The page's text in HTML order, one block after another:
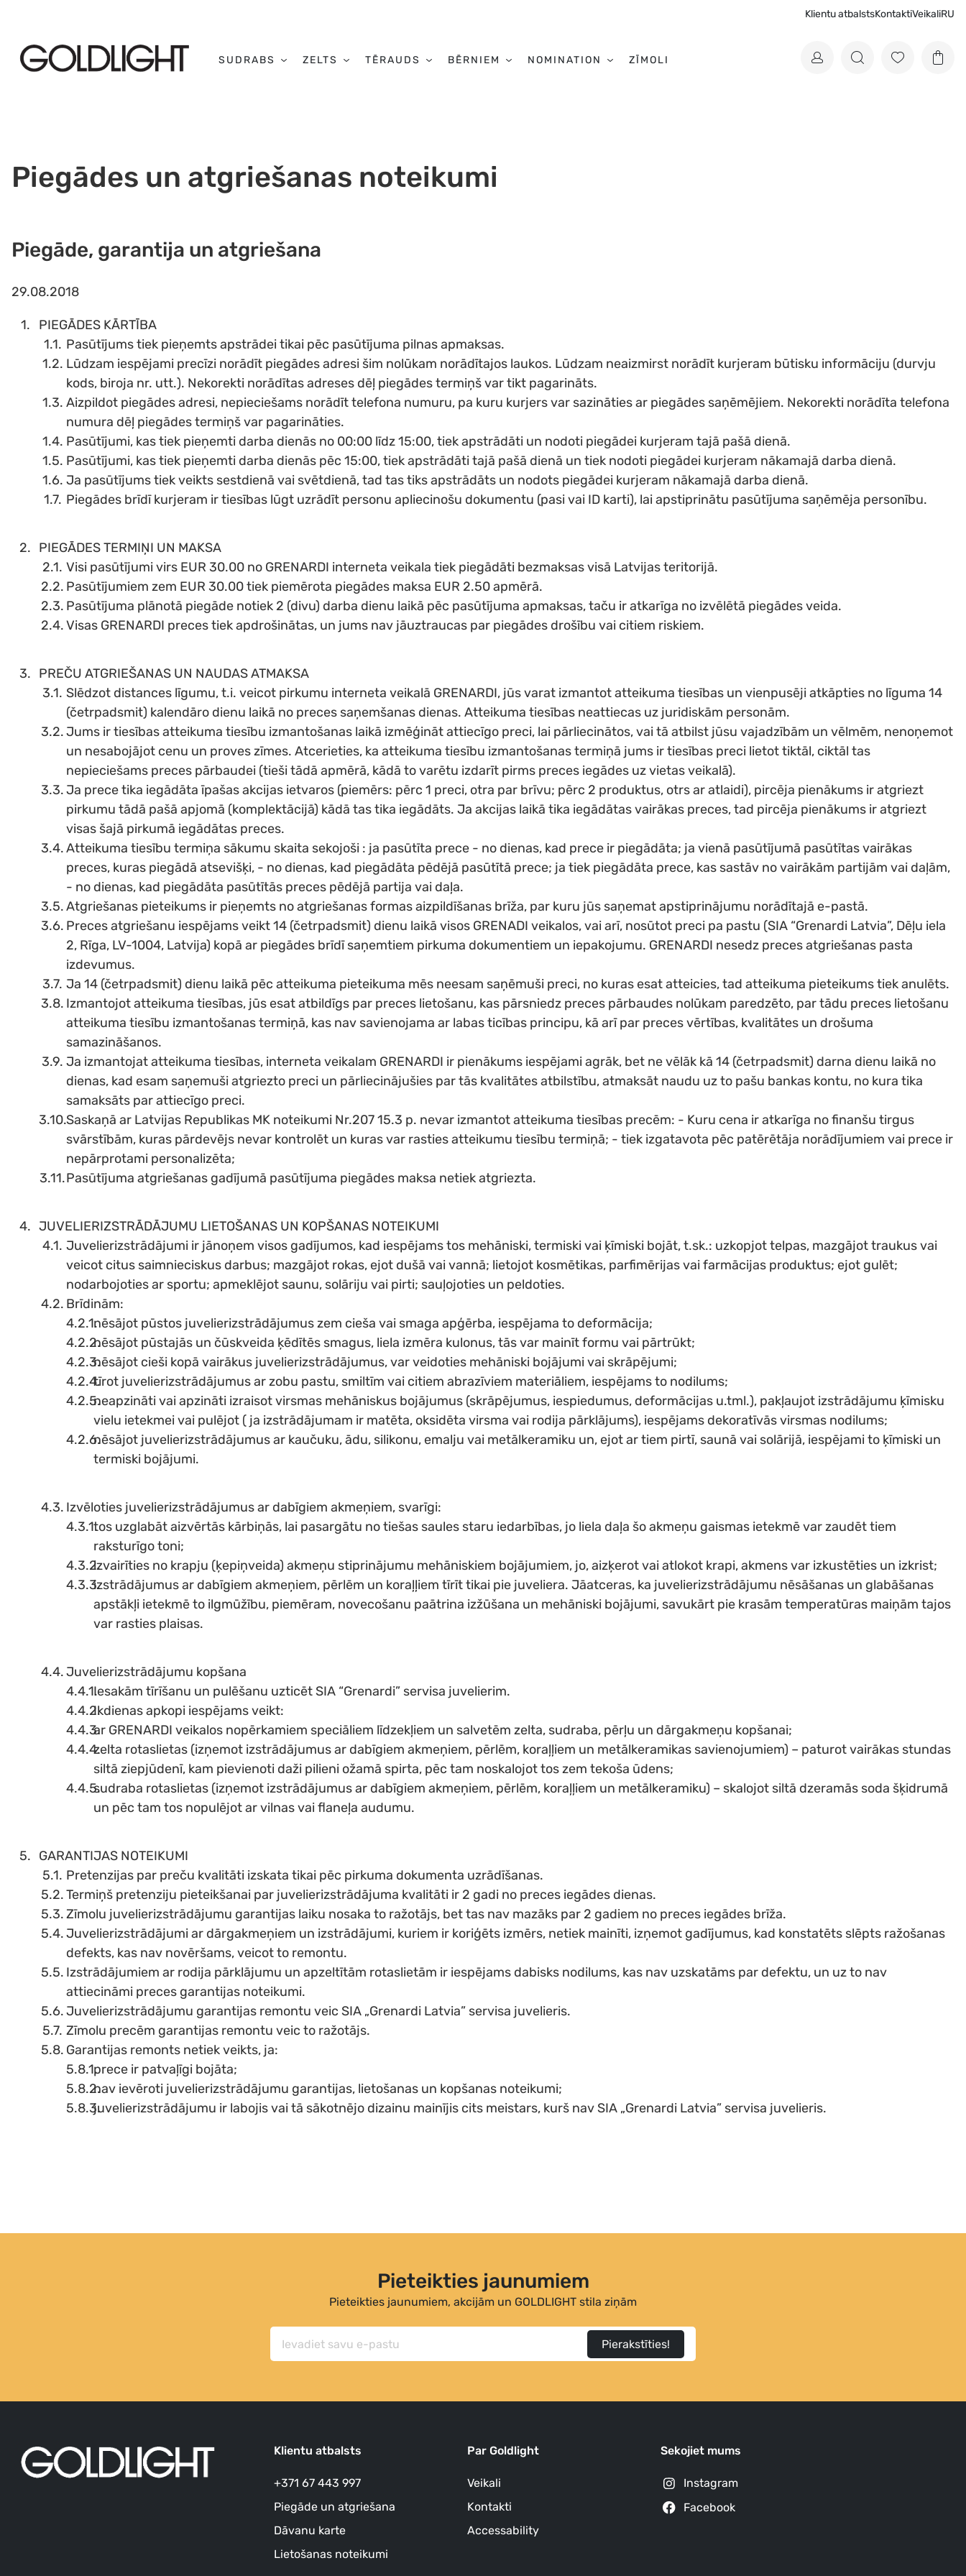
Klientu atbalstsKontaktiVeikaliRU
SUDRABS ZELTS TĒRAUDS BĒRNIEM NOMINATION ZĪMOLI
Piegādes un atgriešanas noteikumi
Piegāde, garantija un atgriešana
29.08.2018
PIEGĀDES KĀRTĪBA
Pasūtījums tiek pieņemts apstrādei tikai pēc pasūtījuma pilnas apmaksas.
Lūdzam iespējami precīzi norādīt piegādes adresi šim nolūkam norādītajos laukos. Lūdzam neaizmirst norādīt kurjeram būtisku informāciju (durvju
kods, biroja nr. utt.). Nekorekti norādītas adreses dēļ piegādes termiņš var tikt pagarināts.
Aizpildot piegādes adresi, nepieciešams norādīt telefona numuru, pa kuru kurjers var sazināties ar piegādes saņēmējiem. Nekorekti norādīta telefona
numura dēļ piegādes termiņš var pagarināties.
Pasūtījumi, kas tiek pieņemti darba dienās no 00:00 līdz 15:00, tiek apstrādāti un nodoti piegādei kurjeram tajā pašā dienā.
Pasūtījumi, kas tiek pieņemti darba dienās pēc 15:00, tiek apstrādāti tajā pašā dienā un tiek nodoti piegādei kurjeram nākamajā darba dienā.
Ja pasūtījums tiek veikts sestdienā vai svētdienā, tad tas tiks apstrādāts un nodots piegādei kurjeram nākamajā darba dienā.
Piegādes brīdī kurjeram ir tiesības lūgt uzrādīt personu apliecinošu dokumentu (pasi vai ID karti), lai apstiprinātu pasūtījuma saņēmēja personību.
PIEGĀDES TERMIŅI UN MAKSA
Visi pasūtījumi virs EUR 30.00 no GRENARDI interneta veikala tiek piegādāti bezmaksas visā Latvijas teritorijā.
Pasūtījumiem zem EUR 30.00 tiek piemērota piegādes maksa EUR 2.50 apmērā.
Pasūtījuma plānotā piegāde notiek 2 (divu) darba dienu laikā pēc pasūtījuma apmaksas, taču ir atkarīga no izvēlētā piegādes veida.
Visas GRENARDI preces tiek apdrošinātas, un jums nav jāuztraucas par piegādes drošību vai citiem riskiem.
PREČU ATGRIEŠANAS UN NAUDAS ATMAKSA
Slēdzot distances līgumu, t.i. veicot pirkumu interneta veikalā GRENARDI, jūs varat izmantot atteikuma tiesības un vienpusēji atkāpties no līguma 14
(četrpadsmit) kalendāro dienu laikā no preces saņemšanas dienas. Atteikuma tiesības neattiecas uz juridiskām personām.
Jums ir tiesības atteikuma tiesību izmantošanas laikā izmēģināt attiecīgo preci, lai pārliecinātos, vai tā atbilst jūsu vajadzībām un vēlmēm, nenoņemot
un nesabojājot cenu un proves zīmes. Atcerieties, ka atteikuma tiesību izmantošanas termiņā jums ir tiesības preci lietot tiktāl, ciktāl tas
nepieciešams preces pārbaudei (tieši tādā apmērā, kādā to varētu izdarīt pirms preces iegādes uz vietas veikalā).
Ja prece tika iegādāta īpašas akcijas ietvaros (piemērs: pērc 1 preci, otra par brīvu; pērc 2 produktus, otrs ar atlaidi), pircēja pienākums ir atgriezt
pirkumu tādā pašā apjomā (komplektācijā) kādā tas tika iegādāts. Ja akcijas laikā tika iegādātas vairākas preces, tad pircēja pienākums ir atgriezt
visas šajā pirkumā iegādātas preces.
Atteikuma tiesību termiņa sākumu skaita sekojoši : ja pasūtīta prece - no dienas, kad prece ir piegādāta; ja vienā pasūtījumā pasūtītas vairākas
preces, kuras piegādā atsevišķi, - no dienas, kad piegādāta pēdējā pasūtītā prece; ja tiek piegādāta prece, kas sastāv no vairākām partijām vai daļām,
- no dienas, kad piegādāta pasūtītās preces pēdējā partija vai daļa.
Atgriešanas pieteikums ir pieņemts no atgriešanas formas aizpildīšanas brīža, par kuru jūs saņemat apstiprinājumu norādītajā e-pastā.
​Preces atgriešanu iespējams veikt 14 (četrpadsmit) dienu laikā visos GRENADI veikalos, vai arī, nosūtot preci pa pastu (SIA “Grenardi Latvia”, Dēļu iela
2, Rīga, LV-1004, Latvija) kopā ar piegādes brīdī saņemtiem pirkuma dokumentiem un iepakojumu. GRENARDI nesedz preces atgriešanas pasta
izdevumus.
Ja 14 (četrpadsmit) dienu laikā pēc atteikuma pieteikuma mēs neesam saņēmuši preci, no kuras esat atteicies, tad atteikuma pieteikums tiek anulēts.
Izmantojot atteikuma tiesības, jūs esat atbildīgs par preces lietošanu, kas pārsniedz preces pārbaudes nolūkam paredzēto, par tādu preces lietošanu
atteikuma tiesību izmantošanas termiņā, kas nav savienojama ar labas ticības principu, kā arī par preces vērtības, kvalitātes un drošuma
samazināšanos.
Ja izmantojat atteikuma tiesības, interneta veikalam GRENARDI ir pienākums iespējami agrāk, bet ne vēlāk kā 14 (četrpadsmit) darna dienu laikā no
dienas, kad esam saņemuši atgriezto preci un pārliecinājušies par tās kvalitātes atbilstību, atmaksāt naudu uz to pašu bankas kontu, no kura tika
samaksāts par attiecīgo preci.
Saskaņā ar Latvijas Republikas MK noteikumi Nr.207 15.3 p. nevar izmantot atteikuma tiesības precēm: - Kuru cena ir atkarīga no finanšu tirgus
svārstībām, kuras pārdevējs nevar kontrolēt un kuras var rasties atteikumu tiesību termiņā; - tiek izgatavota pēc patērētāja norādījumiem vai prece ir
nepārprotami personalizēta;
Pasūtījuma atgriešanas gadījumā pasūtījuma piegādes maksa netiek atgriezta.
JUVELIERIZSTRĀDĀJUMU LIETOŠANAS UN KOPŠANAS NOTEIKUMI
Juvelierizstrādājumi ir jānoņem visos gadījumos, kad iespējams tos mehāniski, termiski vai ķīmiski bojāt, t.sk.: uzkopjot telpas, mazgājot traukus vai
veicot citus saimnieciskus darbus; mazgājot rokas, ejot dušā vai vannā; lietojot kosmētikas, parfimērijas vai farmācijas produktus; ejot gulēt;
nodarbojoties ar sportu; apmeklējot saunu, solāriju vai pirti; sauļojoties un peldoties.
Brīdinām:
nēsājot pūstos juvelierizstrādājumus zem cieša vai smaga apģērba, iespējama to deformācija;
nēsājot pūstajās un čūskveida ķēdītēs smagus, liela izmēra kulonus, tās var mainīt formu vai pārtrūkt;
nēsājot cieši kopā vairākus juvelierizstrādājumus, var veidoties mehāniski bojājumi vai skrāpējumi;
tīrot juvelierizstrādājumus ar zobu pastu, smiltīm vai citiem abrazīviem materiāliem, iespējams to nodilums;
neapzināti vai apzināti izraisot virsmas mehāniskus bojājumus (skrāpējumus, iespiedumus, deformācijas u.tml.), pakļaujot izstrādājumu ķīmisku
vielu ietekmei vai pulējot ( ja izstrādājumam ir matēta, oksidēta virsma vai rodija pārklājums), iespējams dekoratīvās virsmas nodilums;
nēsājot juvelierizstrādājumus ar kaučuku, ādu, silikonu, emalju vai metālkeramiku un, ejot ar tiem pirtī, saunā vai solārijā, iespējami to ķīmiski un
termiski bojājumi.
Izvēloties juvelierizstrādājumus ar dabīgiem akmeņiem, svarīgi:
tos uzglabāt aizvērtās kārbiņās, lai pasargātu no tiešas saules staru iedarbības, jo liela daļa šo akmeņu gaismas ietekmē var zaudēt tiem
raksturīgo toni;
izvairīties no krapju (ķepiņveida) akmeņu stiprinājumu mehāniskiem bojājumiem, jo, aizķerot vai atlokot krapi, akmens var izkustēties un izkrist;
izstrādājumus ar dabīgiem akmeņiem, pērlēm un koraļļiem tīrīt tikai pie juveliera. Jāatceras, ka juvelierizstrādājumu nēsāšanas un glabāšanas
apstākļi ietekmē to ilgmūžību, piemēram, novecošanu paātrina izžūšana un mehāniski bojājumi, savukārt pie krasām temperatūras maiņām tajos
var rasties plaisas.
Juvelierizstrādājumu kopšana
Iesakām tīrīšanu un pulēšanu uzticēt SIA “Grenardi” servisa juvelierim.
Ikdienas apkopi iespējams veikt:
ar GRENARDI veikalos nopērkamiem speciāliem līdzekļiem un salvetēm zelta, sudraba, pērļu un dārgakmeņu kopšanai;
zelta rotaslietas (izņemot izstrādājumus ar dabīgiem akmeņiem, pērlēm, koraļļiem un metālkeramikas savienojumiem) – paturot vairākas stundas
siltā ziepjūdenī, kam pievienoti daži pilieni ožamā spirta, pēc tam noskalojot tos zem tekoša ūdens;
sudraba rotaslietas (izņemot izstrādājumus ar dabīgiem akmeņiem, pērlēm, koraļļiem un metālkeramiku) – skalojot siltā dzeramās soda šķidrumā
un pēc tam tos nopulējot ar vilnas vai flaneļa audumu.
GARANTIJAS NOTEIKUMI
Pretenzijas par preču kvalitāti izskata tikai pēc pirkuma dokumenta uzrādīšanas.
Termiņš pretenziju pieteikšanai par juvelierizstrādājuma kvalitāti ir 2 gadi no preces iegādes dienas.
Zīmolu juvelierizstrādājumu garantijas laiku nosaka to ražotājs, bet tas nav mazāks par 2 gadiem no preces iegādes brīža.
Juvelierizstrādājumi ar dārgakmeņiem un izstrādājumi, kuriem ir koriģēts izmērs, netiek mainīti, izņemot gadījumus, kad konstatēts slēpts ražošanas
defekts, kas nav novēršams, veicot to remontu.
Izstrādājumiem ar rodija pārklājumu un apzeltītām rotaslietām ir iespējams dabisks nodilums, kas nav uzskatāms par defektu, un uz to nav
attiecināmi preces garantijas noteikumi.
Juvelierizstrādājumu garantijas remontu veic SIA „Grenardi Latvia” servisa juvelieris.
Zīmolu precēm garantijas remontu veic to ražotājs.
Garantijas remonts netiek veikts, ja:
prece ir patvaļīgi bojāta;
nav ievēroti juvelierizstrādājumu garantijas, lietošanas un kopšanas noteikumi;
juvelierizstrādājumu ir labojis vai tā sākotnējo dizainu mainījis cits meistars, kurš nav SIA „Grenardi Latvia” servisa juvelieris.
Pieteikties jaunumiem
Pieteikties jaunumiem, akcijām un GOLDLIGHT stila ziņām
Pierakstīties!
Klientu atbalsts
+371 67 443 997
Piegāde un atgriešana
Dāvanu karte
Lietošanas noteikumi
Par Goldlight
Veikali
Kontakti
Accessability
Sekojiet mums
Instagram
Facebook